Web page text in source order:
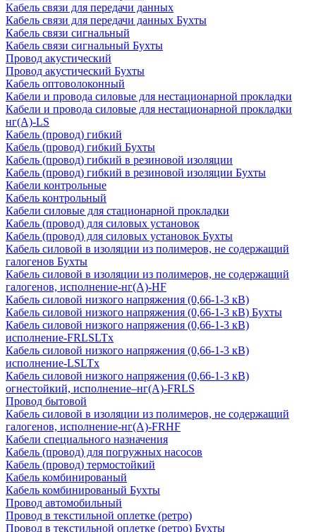
Кабель связи для передачи данных
Кабель связи для передачи данных Бухты
Кабель связи сигнальный
Кабель связи сигнальный Бухты
Провод акустический
Провод акустический Бухты
Кабель оптоволоконный
Кабели и провода силовые для нестационарной прокладки
Кабели и провода силовые для нестационарной прокладки
нг(А)-LS
Кабель (провод) гибкий
Кабель (провод) гибкий Бухты
Кабель (провод) гибкий в резиновой изоляции
Кабель (провод) гибкий в резиновой изоляции Бухты
Кабели контрольные
Кабель контрольный
Кабели силовые для стационарной прокладки
Кабель (провод) для силовых установок
Кабель (провод) для силовых установок Бухты
Кабель силовой в изоляции из полимеров, не содержащий
галогенов Бухты
Кабель силовой в изоляции из полимеров, не содержащий
галогенов, исполнение-нг(А)-HF
Кабель силовой низкого напряжения (0,66-1-3 кВ)
Кабель силовой низкого напряжения (0,66-1-3 кВ) Бухты
Кабель силовой низкого напряжения (0,66-1-3 кВ)
исполнение-FRLSLTx
Кабель силовой низкого напряжения (0,66-1-3 кВ)
исполнение-LSLTx
Кабель силовой низкого напряжения (0,66-1-3 кВ)
огнестойкий, исполнение–нг(А)-FRLS
Провод бытовой
Кабель силовой в изоляции из полимеров, не содержащий
галогенов, исполнение-нг(А)-FRHF
Кабели специального назначения
Кабель (провод) для погружных насосов
Кабель (провод) термостойкий
Кабель комбинированый
Кабель комбинированый Бухты
Провод автомобильный
Провод в текстильной оплетке (ретро)
Провод в текстильной оплетке (ретро) Бухты